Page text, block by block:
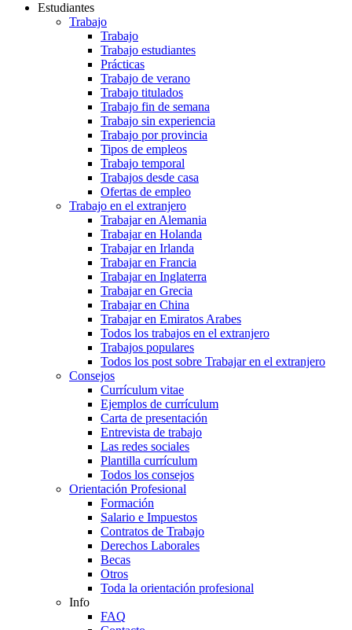
Estudiantes
Trabajo
Trabajo
Trabajo estudiantes
Prácticas
Trabajo de verano
Trabajo titulados
Trabajo fin de semana
Trabajo sin experiencia
Trabajo por provincia
Tipos de empleos
Trabajo temporal
Trabajos desde casa
Ofertas de empleo
Trabajo en el extranjero
Trabajar en Alemania
Trabajar en Holanda
Trabajar en Irlanda
Trabajar en Francia
Trabajar en Inglaterra
Trabajar en Grecia
Trabajar en China
Trabajar en Emiratos Arabes
Todos los trabajos en el extranjero
Trabajos populares
Todos los post sobre Trabajar en el extranjero
Consejos
Currículum vitae
Ejemplos de currículum
Carta de presentación
Entrevista de trabajo
Las redes sociales
Plantilla currículum
Todos los consejos
Orientación Profesional
Formación
Salario e Impuestos
Contratos de Trabajo
Derechos Laborales
Becas
Otros
Toda la orientación profesional
Info
FAQ